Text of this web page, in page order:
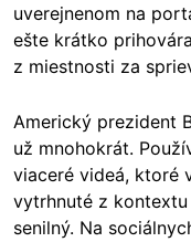
uverejnenom na
ešte krátko
z miestnosti za
Americký prezident
už mnohokrát.
viaceré videá, ktoré
vytrhnuté z
senilný. Na